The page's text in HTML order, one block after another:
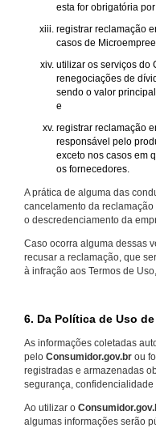
esta for obrigatória
registrar reclamação
casos de
utilizar os serviços do
renegociações de
sendo o valor
e
registrar reclamação
responsável pelo
exceto nos casos em
os fornecedores.
A prática de alguma das
cancelamento da
o descredenciamento da
Caso ocorra alguma dessas
recusar a reclamação, que
à infração aos Termos de
6. Da Política de Uso
As informações coletadas
pelo Consumidor.gov.br ou
registradas e armazenadas
segurança, confidencialidade
Ao utilizar o
algumas informações serão